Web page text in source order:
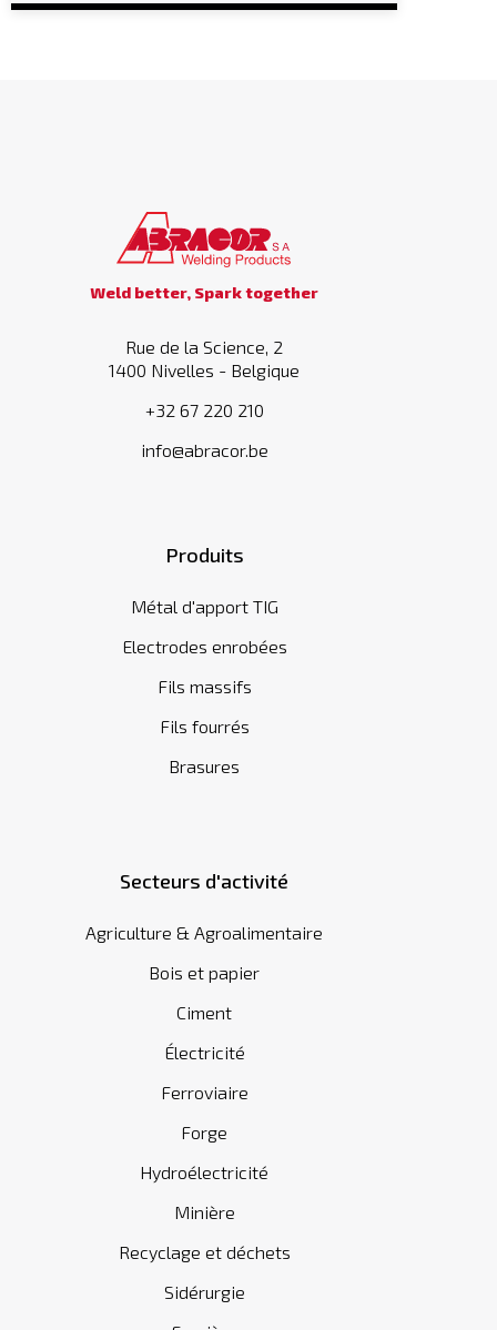
Weld better, Spark together
Rue de la Science, 2
1400 Nivelles - Belgique
+32 67 220 210
info@abracor.be
Produits
Métal d'apport TIG
Electrodes enrobées
Fils massifs
Fils fourrés
Brasures
Secteurs d'activité
Agriculture & Agroalimentaire
Bois et papier
Ciment
Électricité
Ferroviaire
Forge
Hydroélectricité
Minière
Recyclage et déchets
Sidérurgie